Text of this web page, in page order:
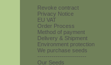
Revoke contract
Privacy Notice
EU VAT
Order Process
Method of payment
Delivery & Shipment
Environment protection
We purchase seeds
------------------------
Our Seeds